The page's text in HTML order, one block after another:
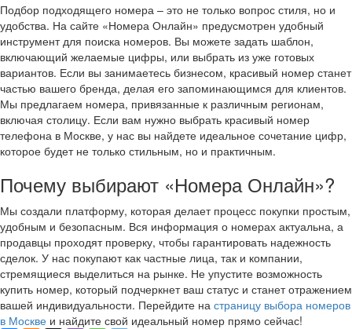
Подбор подходящего номера – это не только вопрос стиля, но и
удобства. На сайте «Номера Онлайн» предусмотрен удобный
инструмент для поиска номеров. Вы можете задать шаблон,
включающий желаемые цифры, или выбрать из уже готовых
вариантов. Если вы занимаетесь бизнесом, красивый номер станет
частью вашего бренда, делая его запоминающимся для клиентов.
Мы предлагаем номера, привязанные к различным регионам,
включая столицу. Если вам нужно выбрать красивый номер
телефона в Москве, у нас вы найдете идеальное сочетание цифр,
которое будет не только стильным, но и практичным.
Почему выбирают «Номера Онлайн»?
Мы создали платформу, которая делает процесс покупки простым,
удобным и безопасным. Вся информация о номерах актуальна, а
продавцы проходят проверку, чтобы гарантировать надежность
сделок. У нас покупают как частные лица, так и компании,
стремящиеся выделиться на рынке. Не упустите возможность
купить номер, который подчеркнет ваш статус и станет отражением
вашей индивидуальности. Перейдите на страницу выбора номеров
в Москве и найдите свой идеальный номер прямо сейчас!